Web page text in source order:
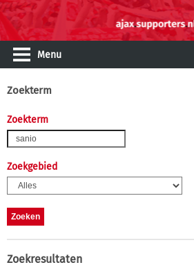
Menu
Zoekterm
Zoekterm
Zoekgebied
Zoekresultaten